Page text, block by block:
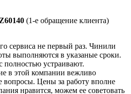
(1-е обращение клиента)
сервиса не первый раз. Чинили
выполняются в указаные сроки.
устраивают.
в этой компании вежливо
вопросы. Цены за работу вполне
нравится, можем ее советовать